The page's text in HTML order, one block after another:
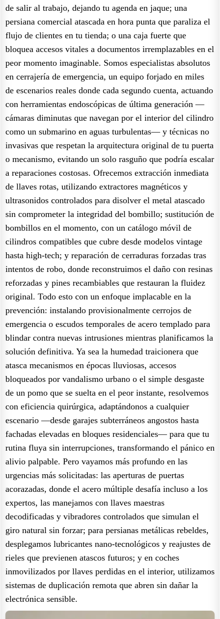
de salir al trabajo, dejando tu agenda en jaque; una
persiana comercial atascada en hora punta que paraliza el
flujo de clientes en tu tienda; o una caja fuerte que
bloquea accesos vitales a documentos irremplazables en el
peor momento imaginable. Somos especialistas absolutos
en cerrajería de emergencia, un equipo forjado en miles
de escenarios reales donde cada segundo cuenta, actuando
con herramientas endoscópicas de última generación —
cámaras diminutas que navegan por el interior del cilindro
como un submarino en aguas turbulentas— y técnicas no
invasivas que respetan la arquitectura original de tu puerta
o mecanismo, evitando un solo rasguño que podría escalar
a reparaciones costosas. Ofrecemos extracción inmediata
de llaves rotas, utilizando extractores magnéticos y
ultrasonidos controlados para disolver el metal atascado
sin comprometer la integridad del bombillo; sustitución de
bombillos en el momento, con un catálogo móvil de
cilindros compatibles que cubre desde modelos vintage
hasta high-tech; y reparación de cerraduras forzadas tras
intentos de robo, donde reconstruimos el daño con resinas
reforzadas y pines recambiables que restauran la fluidez
original. Todo esto con un enfoque implacable en la
prevención: instalando provisionalmente cerrojos de
emergencia o escudos temporales de acero templado para
blindar contra nuevas intrusiones mientras planificamos la
solución definitiva. Ya sea la humedad traicionera que
atasca mecanismos en épocas lluviosas, accesos
bloqueados por vandalismo urbano o el simple desgaste
de un pomo que se suelta en el peor instante, resolvemos
con eficiencia quirúrgica, adaptándonos a cualquier
escenario —desde garajes subterráneos angostos hasta
fachadas elevadas en bloques residenciales— para que tu
rutina fluya sin interrupciones, transformando el pánico en
alivio palpable. Pero vayamos más profundo en las
urgencias más solicitadas: las aperturas de puertas
acorazadas, donde el acero múltiple desafía incluso a los
expertos, las manejamos con llaves maestras
decodificadas y vibradores controlados que simulan el
giro natural sin forzar; para persianas metálicas rebeldes,
desplegamos lubricantes nano-tecnológicos y reajustes de
rieles que previenen atascos futuros; y en coches
inmovilizados por llaves perdidas en el interior, utilizamos
sistemas de duplicación remota que abren sin dañar la
electrónica sensible.